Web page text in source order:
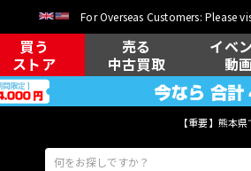
For Overseas Customers: Please
買う
ストア
売る
中古買取
イベ
動
【重要】熊本